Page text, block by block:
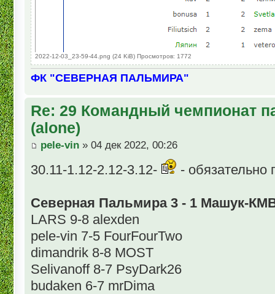
2022-12-03_23-59-44.png (24 KiB) Просмотров: 1772
ФК "СЕВЕРНАЯ ПАЛЬМИРА"
Re: 29 Командный чемпионат
(alone)
pele-vin » 04 дек 2022, 00:26
30.11-1.12-2.12-3.12- - обязательно
Северная Пальмира 3 - 1 Машук-
LARS 9-8 alexden
pele-vin 7-5 FourFourTwo
dimandrik 8-8 MOST
Selivanoff 8-7 PsyDark26
budaken 6-7 mrDima